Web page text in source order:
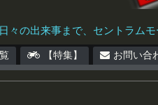
々の出来事まで、セントラム
【特集】 お問い合